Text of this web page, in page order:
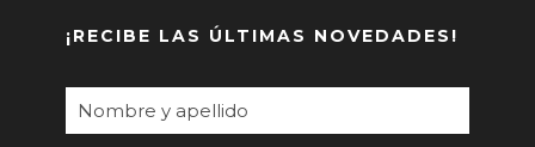
¡RECIBE LAS ÚLTIMAS NOVEDADES!